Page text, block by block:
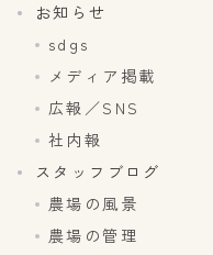
お知らせ
sdgs
メディア掲載
広報／SNS
社内報
スタッフブログ
農場の風景
農場の管理